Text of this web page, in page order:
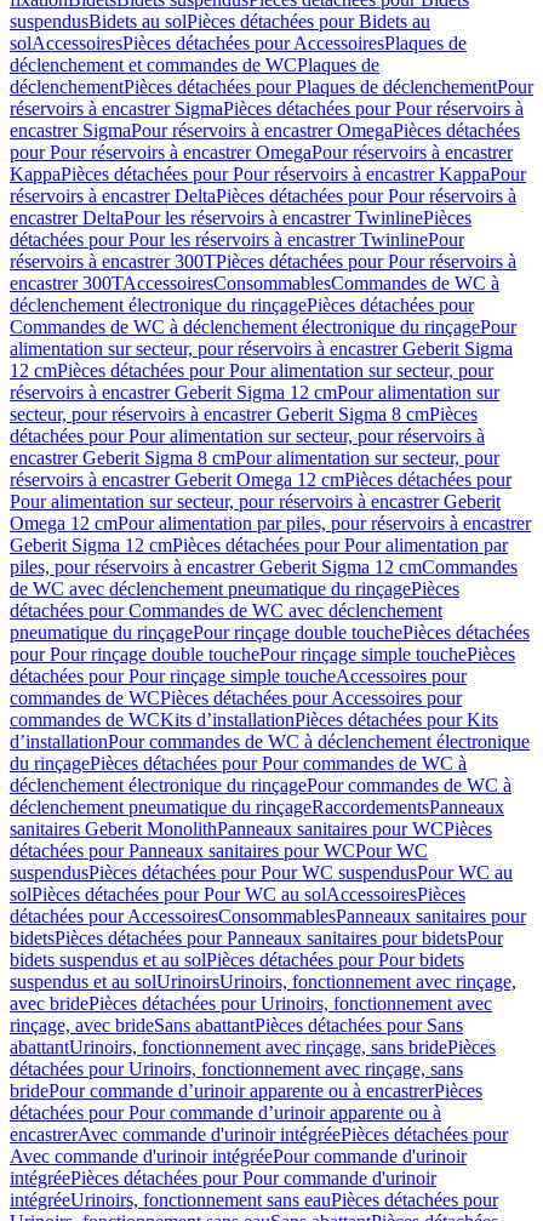
suspendusBidets au solPièces détachées pour Bidets au
solAccessoiresPièces détachées pour AccessoiresPlaques de
déclenchement et commandes de WCPlaques de
déclenchementPièces détachées pour Plaques de déclenchementPour
réservoirs à encastrer SigmaPièces détachées pour Pour réservoirs à
encastrer SigmaPour réservoirs à encastrer OmegaPièces détachées
pour Pour réservoirs à encastrer OmegaPour réservoirs à encastrer
KappaPièces détachées pour Pour réservoirs à encastrer KappaPour
réservoirs à encastrer DeltaPièces détachées pour Pour réservoirs à
encastrer DeltaPour les réservoirs à encastrer TwinlinePièces
détachées pour Pour les réservoirs à encastrer TwinlinePour
réservoirs à encastrer 300TPièces détachées pour Pour réservoirs à
encastrer 300TAccessoiresConsommablesCommandes de WC à
déclenchement électronique du rinçagePièces détachées pour
Commandes de WC à déclenchement électronique du rinçagePour
alimentation sur secteur, pour réservoirs à encastrer Geberit Sigma
12 cmPièces détachées pour Pour alimentation sur secteur, pour
réservoirs à encastrer Geberit Sigma 12 cmPour alimentation sur
secteur, pour réservoirs à encastrer Geberit Sigma 8 cmPièces
détachées pour Pour alimentation sur secteur, pour réservoirs à
encastrer Geberit Sigma 8 cmPour alimentation sur secteur, pour
réservoirs à encastrer Geberit Omega 12 cmPièces détachées pour
Pour alimentation sur secteur, pour réservoirs à encastrer Geberit
Omega 12 cmPour alimentation par piles, pour réservoirs à encastrer
Geberit Sigma 12 cmPièces détachées pour Pour alimentation par
piles, pour réservoirs à encastrer Geberit Sigma 12 cmCommandes
de WC avec déclenchement pneumatique du rinçagePièces
détachées pour Commandes de WC avec déclenchement
pneumatique du rinçagePour rinçage double touchePièces détachées
pour Pour rinçage double touchePour rinçage simple touchePièces
détachées pour Pour rinçage simple toucheAccessoires pour
commandes de WCPièces détachées pour Accessoires pour
commandes de WCKits d’installationPièces détachées pour Kits
d’installationPour commandes de WC à déclenchement électronique
du rinçagePièces détachées pour Pour commandes de WC à
déclenchement électronique du rinçagePour commandes de WC à
déclenchement pneumatique du rinçageRaccordementsPanneaux
sanitaires Geberit MonolithPanneaux sanitaires pour WCPièces
détachées pour Panneaux sanitaires pour WCPour WC
suspendusPièces détachées pour Pour WC suspendusPour WC au
solPièces détachées pour Pour WC au solAccessoiresPièces
détachées pour AccessoiresConsommablesPanneaux sanitaires pour
bidetsPièces détachées pour Panneaux sanitaires pour bidetsPour
bidets suspendus et au solPièces détachées pour Pour bidets
suspendus et au solUrinoirsUrinoirs, fonctionnement avec rinçage,
avec bridePièces détachées pour Urinoirs, fonctionnement avec
rinçage, avec brideSans abattantPièces détachées pour Sans
abattantUrinoirs, fonctionnement avec rinçage, sans bridePièces
détachées pour Urinoirs, fonctionnement avec rinçage, sans
bridePour commande d’urinoir apparente ou à encastrerPièces
détachées pour Pour commande d’urinoir apparente ou à
encastrerAvec commande d'urinoir intégréePièces détachées pour
Avec commande d'urinoir intégréePour commande d'urinoir
intégréePièces détachées pour Pour commande d'urinoir
intégréeUrinoirs, fonctionnement sans eauPièces détachées pour